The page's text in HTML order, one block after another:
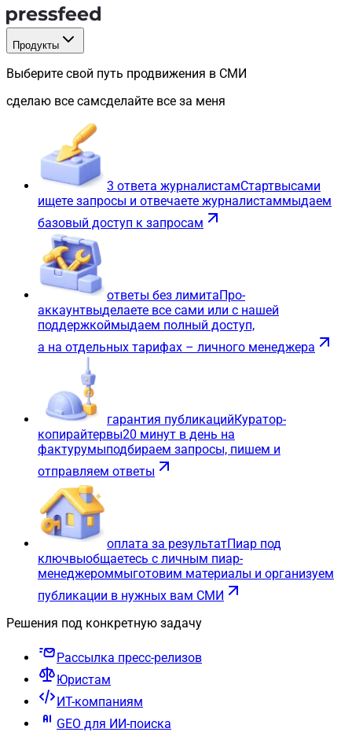
Продукты
Выберите свой путь продвижения в СМИ
сделаю все самсделайте все за меня
3 ответа журналистамСтартвысами
ищете запросы и отвечаете журналистаммыдаем
базовый доступ к запросам
ответы без лимитаПро-
аккаунтвыделаете все сами или с нашей
поддержкоймыдаем полный доступ,
а на отдельных тарифах – личного менеджера
гарантия публикацийКуратор-
копирайтервы20 минут в день на
фактурумыподбираем запросы, пишем и
отправляем ответы
оплата за результатПиар под
ключвыобщаетесь с личным пиар-
менеджероммыготовим материалы и организуем
публикации в нужных вам СМИ
Решения под конкретную задачу
Рассылка пресс-релизов
Юристам
ИТ-компаниям
GEO для ИИ-поиска